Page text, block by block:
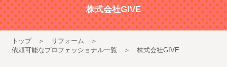
株式会社GIVE
トップ
リフォーム
依頼可能なプロフェッショナル一覧
株式会社GIVE